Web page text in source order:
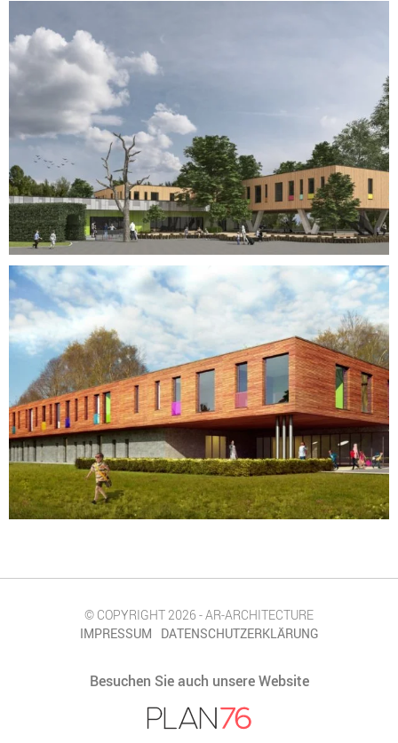
© COPYRIGHT 2026 - AR-ARCHITECTURE
IMPRESSUM
DATENSCHUTZERKLÄRUNG
Besuchen Sie auch unsere Website